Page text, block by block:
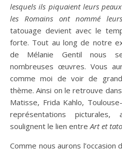
lesquels ils piquaient leurs
les Romains ont nommé
tatouage devient avec le
forte. Tout au long de notre
de Mélanie Gentil nous
nombreuses œuvres. Vous
comme moi de voir de
thème. Ainsi on le retrouve
Matisse, Frida Kahlo,
représentations picturales,
soulignent le lien entre Art et
Comme nous aurons